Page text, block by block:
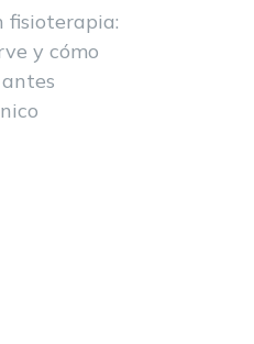
fisioterapia:
y cómo